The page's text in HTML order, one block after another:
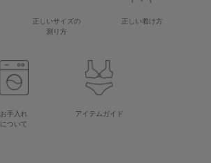
正しいサイズの
測り方
正しい着け方
お手入れ
について
アイテムガイド